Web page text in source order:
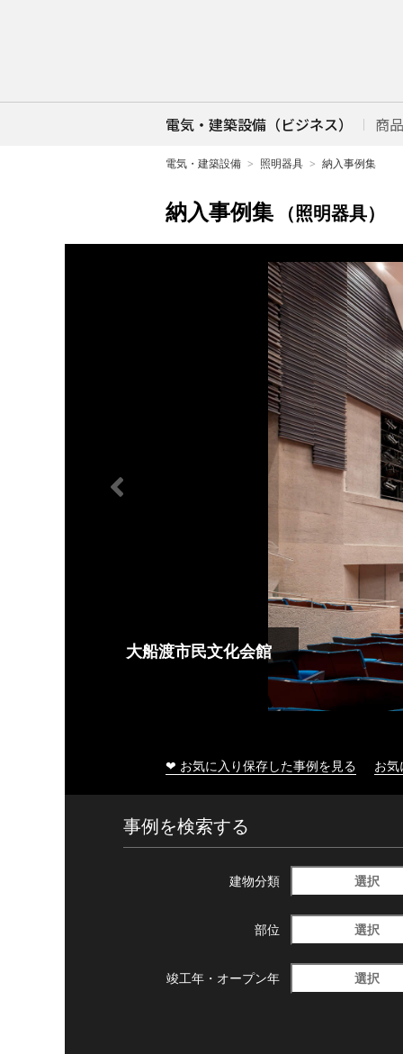
電気・建築設備（ビジネス） 商
電気・建築設備 照明器具 納入事例集
納入事例集 （照明器具）
大船渡市民文化会館
❤ お気に入り保存した事例を見る お
事例を検索する
建物分類 選択
部位 選択
竣工年・ オープン年 選択